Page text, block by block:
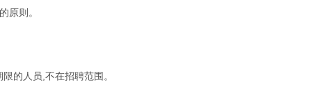
原则。
的人员,不在招聘范围。